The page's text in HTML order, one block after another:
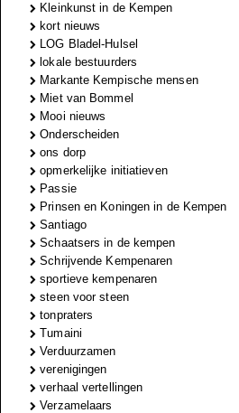
Kleinkunst in de Kempen
kort nieuws
LOG Bladel-Hulsel
lokale bestuurders
Markante Kempische mensen
Miet van Bommel
Mooi nieuws
Onderscheiden
ons dorp
opmerkelijke initiatieven
Passie
Prinsen en Koningen in de Kempen
Santiago
Schaatsers in de kempen
Schrijvende Kempenaren
sportieve kempenaren
steen voor steen
tonpraters
Tumaini
Verduurzamen
verenigingen
verhaal vertellingen
Verzamelaars